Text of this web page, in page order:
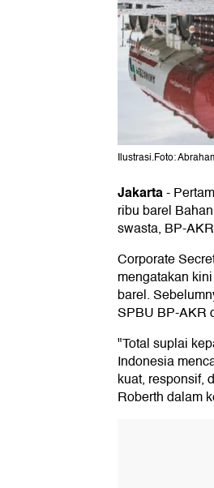
Ilustrasi.Foto:
Jakarta-
ribu barel
swasta, BP-
Corporate
mengatakan
barel.
SPBU BP-AKR
"Total suplai
Indonesia
kuat, responsif,
Roberth dalam